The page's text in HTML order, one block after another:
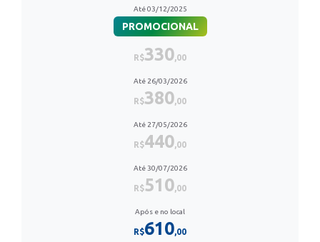
Até 03/12/2025
PROMOCIONAL
R$330,00
Até 26/03/2026
R$380,00
Até 27/05/2026
R$440,00
Até 30/07/2026
R$510,00
Após e no local
R$610,00